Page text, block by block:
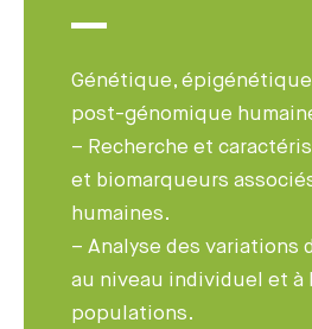
Génétique,
post-génomique
– Recherche et
et biomarqueurs
humaines.
– Analyse des variations
au niveau individuel et à
populations.